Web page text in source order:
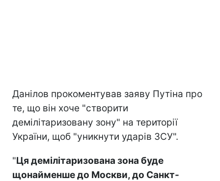
Данілов прокоментував заяву Путіна про
те, що він хоче "створити
демілітаризовану зону" на території
України, щоб "уникнути ударів ЗСУ".
"Ця демілітаризована зона буде
щонайменше до Москви, до Санкт-